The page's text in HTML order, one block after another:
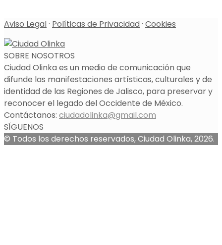
Aviso Legal· Políticas de Privacidad· Cookies
SOBRE NOSOTROS
Ciudad Olinka es un medio de comunicación que
difunde las manifestaciones artísticas, culturales y de
identidad de las Regiones de Jalisco, para preservar y
reconocer el legado del Occidente de México.
Contáctanos: ciudadolinka@gmail.com
SÍGUENOS
© Todos los derechos reservados, Ciudad Olinka, 2026.